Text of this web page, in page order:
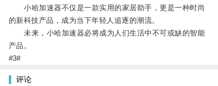
小哈加速器不仅是一款实用的家居助手，更是一种时尚
的新科技产品，成为当下年轻人追逐的潮流。
未来，小哈加速器必将成为人们生活中不可或缺的智能
产品。
#3#
评论